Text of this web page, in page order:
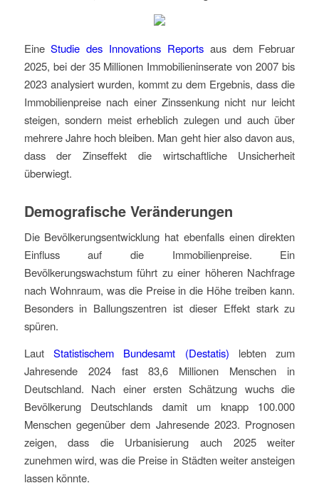
EineStudie des Innovations Reportsaus dem Februar
2025, bei der 35 Millionen Immobilieninserate von 2007 bis
2023 analysiert wurden, kommt zu dem Ergebnis, dass die
Immobilienpreise nach einer Zinssenkung nicht nur leicht
steigen, sondern meist erheblich zulegen und auch über
mehrere Jahre hoch bleiben. Man geht hier also davon aus,
dass der Zinseffekt die wirtschaftliche Unsicherheit
überwiegt.
Demografische Veränderungen
Die Bevölkerungsentwicklung hat ebenfalls einen direkten
Einfluss auf die Immobilienpreise. Ein
Bevölkerungswachstum führt zu einer höheren Nachfrage
nach Wohnraum, was die Preise in die Höhe treiben kann.
Besonders in Ballungszentren ist dieser Effekt stark zu
spüren.
Laut Statistischem Bundesamt (Destatis) lebten zum
Jahresende 2024 fast 83,6 Millionen Menschen in
Deutschland. Nach einer ersten Schätzung wuchs die
Bevölkerung Deutschlands damit um knapp 100.000
Menschen gegenüber dem Jahresende 2023. Prognosen
zeigen, dass die Urbanisierung auch 2025 weiter
zunehmen wird, was die Preise in Städten weiter ansteigen
lassen könnte.